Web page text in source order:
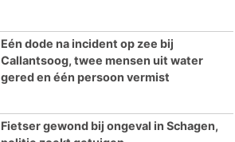
Eén dode na incident op zee bij
Callantsoog, twee mensen uit water
gered en één persoon vermist
Fietser gewond bij ongeval in Schagen,